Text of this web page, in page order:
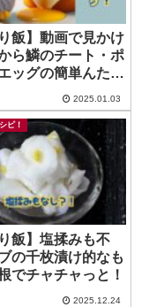
飯】動画で見かけ
ら鱗のチート・ポ
ッグの簡単んた作
2025.01.03
ピ！
飯】塩揉みも不
の千枚漬け的なも
でチャチャっと！
2025.12.24